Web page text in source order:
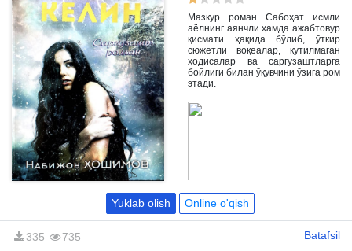
Мазкур роман Сабоҳат исмли
аёлнинг аянчли ҳамда ажабтовур
қисмати ҳақида бўлиб, ўткир
сюжетли воқеалар, кутилмаган
ҳодисалар ва саргузаштларга
бойлиги билан ўқувчини ўзига ром
этади.
Yuklab olish Online o'qish
335 735 Batafsil